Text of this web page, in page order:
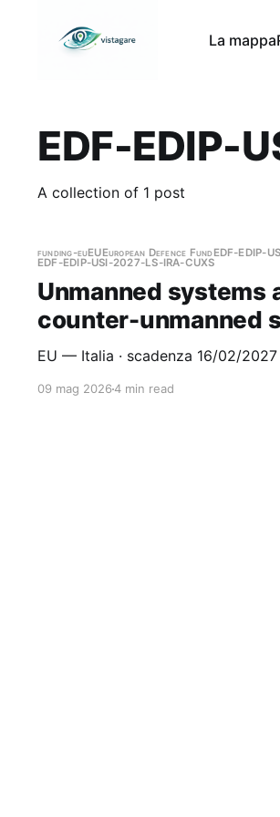
La mappa
EDF-EDIP-
A collection of 1 post
funding-euEUEuropean Defence FundEDF-EDIP-
EDF-EDIP-USI-2027-LS-IRA-CUXS
Unmanned systems
counter-unmanned
EU — Italia · scadenza 16/02/2027
09 mag 20264 min read